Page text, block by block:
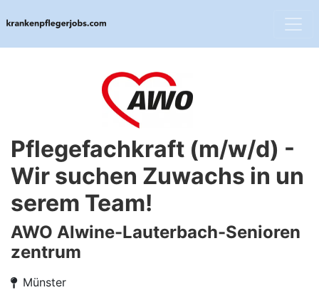
Pflegefachkraft (m/w/d) -
Wir suchen Zuwachs in un
serem Team!
AWO Alwine-Lauterbach-Senioren
zentrum
Münster